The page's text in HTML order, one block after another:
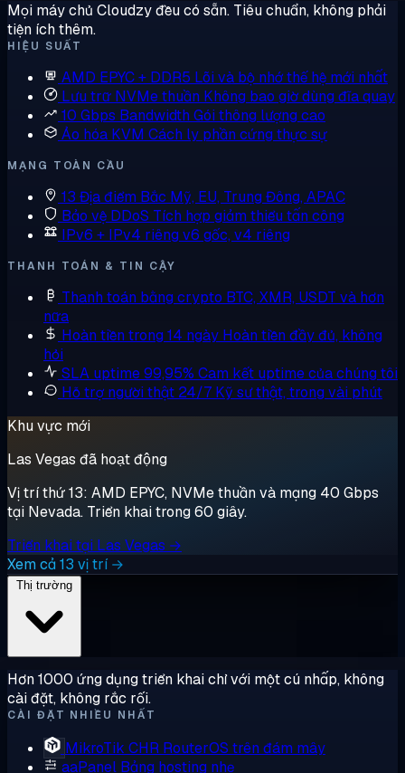
Mọi máy chủ Cloudzy đều có sẵn. Tiêu chuẩn, không phải
tiện ích thêm.
HIỆU SUẤT
AMD EPYC + DDR5 Lõi và bộ nhớ thế hệ mới nhất
Lưu trữ NVMe thuần Không bao giờ dùng đĩa quay
10 Gbps Bandwidth Gói thông lượng cao
Ảo hóa KVM Cách ly phần cứng thực sự
MẠNG TOÀN CẦU
13 Địa điểm Bắc Mỹ, EU, Trung Đông, APAC
Bảo vệ DDoS Tích hợp giảm thiểu tấn công
IPv6 + IPv4 riêng v6 gốc, v4 riêng
THANH TOÁN & TIN CẬY
Thanh toán bằng crypto BTC, XMR, USDT và hơn
nữa
Hoàn tiền trong 14 ngày Hoàn tiền đầy đủ, không
hỏi
SLA uptime 99,95% Cam kết uptime của chúng tôi
Hỗ trợ người thật 24/7 Kỹ sư thật, trong vài phút
Khu vực mới
Las Vegas đã hoạt động
Vị trí thứ 13: AMD EPYC, NVMe thuần và mạng 40 Gbps
tại Nevada. Triển khai trong 60 giây.
Triển khai tại Las Vegas →
Xem cả 13 vị trí →
Hơn 1000 ứng dụng triển khai chỉ với một cú nhấp, không
cài đặt, không rắc rối.
CÀI ĐẶT NHIỀU NHẤT
MikroTik CHR RouterOS trên đám mây
aaPanel Bảng hosting nhẹ